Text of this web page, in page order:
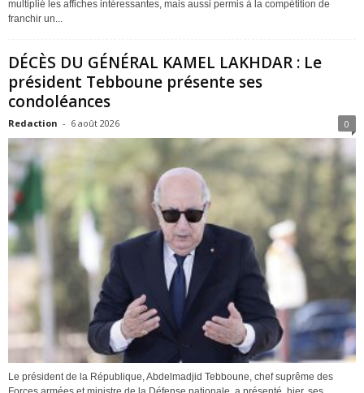
multiplié les affiches intéressantes, mais aussi permis à la compétition de
franchir un...
DÉCÈS DU GÉNÉRAL KAMEL LAKHDAR : Le
président Tebboune présente ses
condoléances
Redaction - 6 août 2026 0
Le président de la République, Abdelmadjid Tebboune, chef suprême des